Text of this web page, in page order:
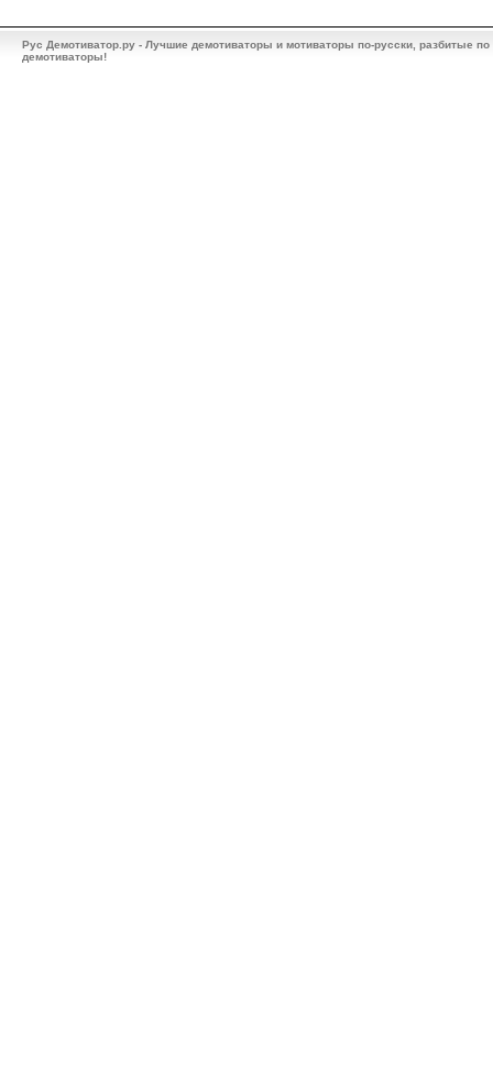
Рус Демотиватор.ру - Лучшие демотиваторы и мотиваторы по-русски, разбитые
демотиваторы!